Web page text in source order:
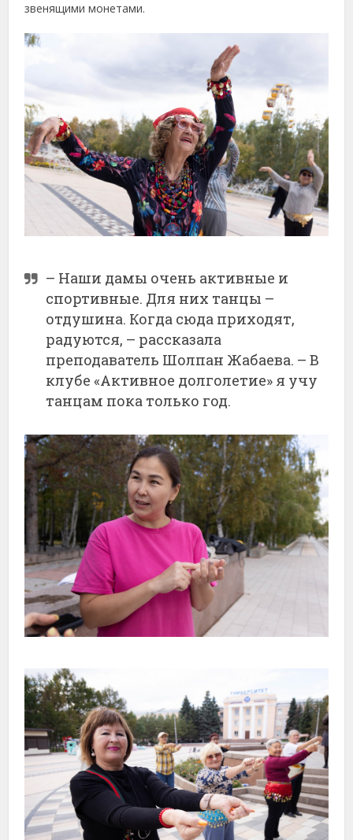
звенящими монетами.
– Наши дамы очень активные и
спортивные. Для них танцы –
отдушина. Когда сюда приходят,
радуются, – рассказала
преподаватель Шолпан Жабаева. – В
клубе «Активное долголетие» я учу
танцам пока только год.